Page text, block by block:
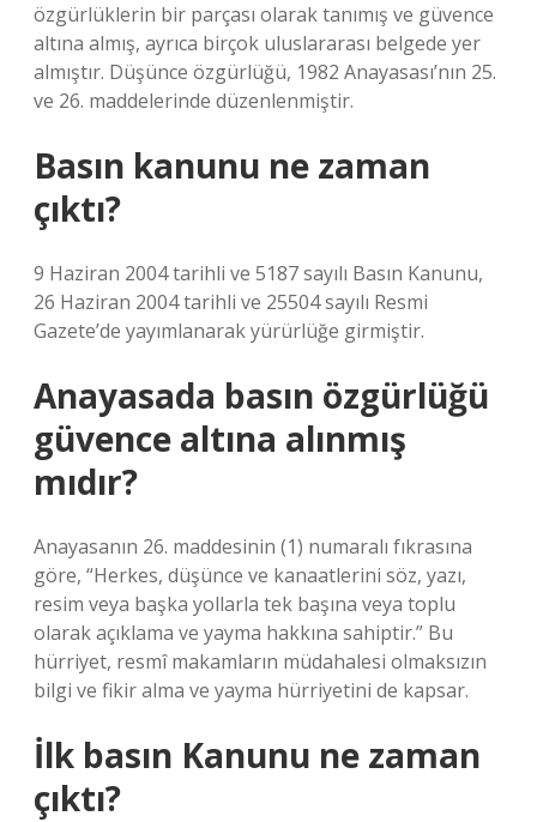
özgürlüklerin bir parçası olarak tanımış ve güvence
altına almış, ayrıca birçok uluslararası belgede yer
almıştır. Düşünce özgürlüğü, 1982 Anayasası’nın 25.
ve 26. maddelerinde düzenlenmiştir.
Basın kanunu ne zaman
çıktı?
9 Haziran 2004 tarihli ve 5187 sayılı Basın Kanunu,
26 Haziran 2004 tarihli ve 25504 sayılı Resmi
Gazete’de yayımlanarak yürürlüğe girmiştir.
Anayasada basın özgürlüğü
güvence altına alınmış
mıdır?
Anayasanın 26. maddesinin (1) numaralı fıkrasına
göre, “Herkes, düşünce ve kanaatlerini söz, yazı,
resim veya başka yollarla tek başına veya toplu
olarak açıklama ve yayma hakkına sahiptir.” Bu
hürriyet, resmî makamların müdahalesi olmaksızın
bilgi ve fikir alma ve yayma hürriyetini de kapsar.
İlk basın Kanunu ne zaman
çıktı?